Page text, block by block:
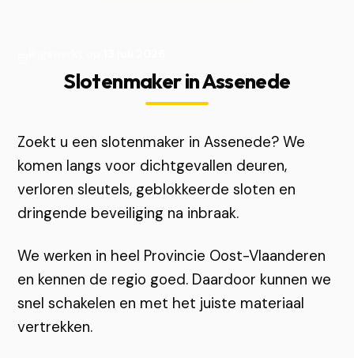
Slotenmaker in Assenede
Zoekt u een slotenmaker in Assenede? We
komen langs voor dichtgevallen deuren,
verloren sleutels, geblokkeerde sloten en
dringende beveiliging na inbraak.
We werken in heel Provincie Oost-Vlaanderen
en kennen de regio goed. Daardoor kunnen we
snel schakelen en met het juiste materiaal
vertrekken.